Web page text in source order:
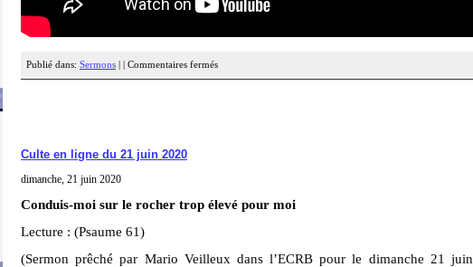
Publié dans: Sermons Commentaires fermés
Culte en ligne du 21 juin 2020
dimanche, 21 juin 2020
Conduis-moi sur le rocher trop élevé pour moi
Lecture : (Psaume 61)
(Sermon prêché par Mario Veilleux dans l’ECRB pour le dimanche 21 juin